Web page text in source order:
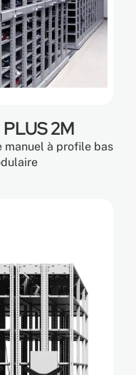
2M
manuel à profile bas